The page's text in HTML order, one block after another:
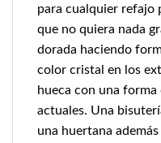
para cualquier refajo
que no quiera nada
dorada haciendo
color cristal en los
hueca con una
actuales. Una
una huertana